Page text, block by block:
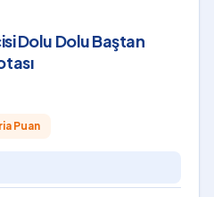
Dolu Dolu Baştan
Puan